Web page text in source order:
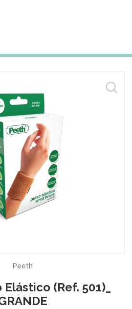
Peeth
Elástico (ref. 501)_